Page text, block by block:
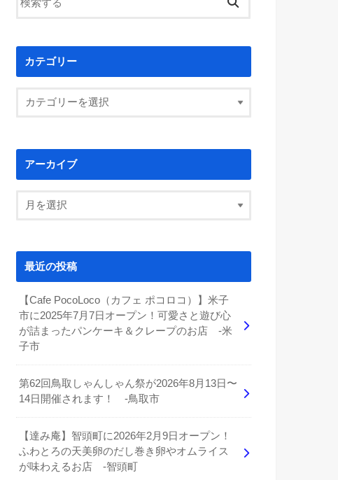
カテゴリー
アーカイブ
最近の投稿
【Cafe PocoLoco（カフェ ポコロコ）】米子
市に2025年7月7日オープン！可愛さと遊び心
が詰まったパンケーキ＆クレープのお店 -米
子市
第62回鳥取しゃんしゃん祭が2026年8月13日〜
14日開催されます！ -鳥取市
【達み庵】智頭町に2026年2月9日オープン！
ふわとろの天美卵のだし巻き卵やオムライス
が味わえるお店 -智頭町